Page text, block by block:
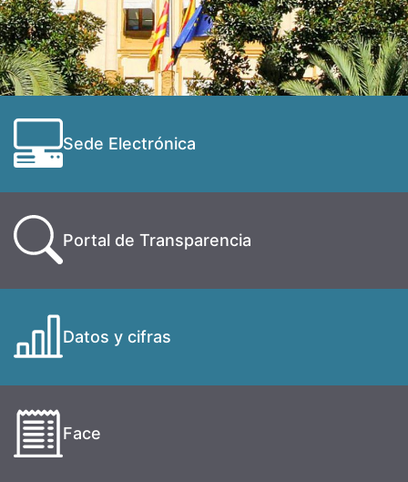
Sede Electrónica
Portal de Transparencia
Datos y cifras
Face